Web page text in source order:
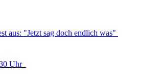
aus: "Jetzt sag doch endlich was"
Uhr